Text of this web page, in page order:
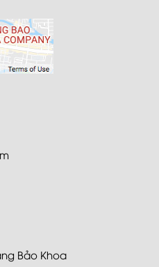
Bảo Khoa